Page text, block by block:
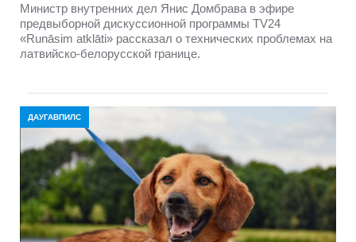
Министр внутренних дел Янис Домбрава в эфире
предвыборной дискуссионной программы TV24
«Runāsim atklāti» рассказал о технических проблемах на
латвийско-белорусской границе.
ДАУГАВПИЛС